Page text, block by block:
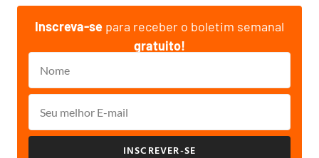
Inscreva-se para receber o boletim semanal
gratuito!
INSCREVER-SE